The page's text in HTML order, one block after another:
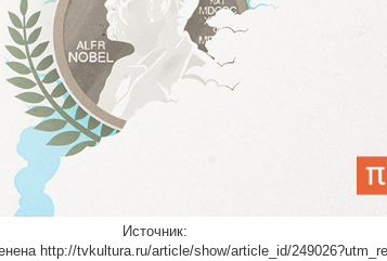
Источник:
http://tvkultura.ru/article/show/article_id/